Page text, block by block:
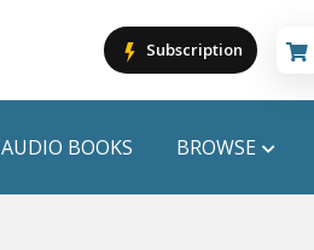
Subscription
Cart is empty
AUDIO BOOKS BROWSE